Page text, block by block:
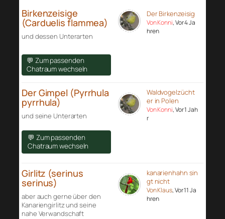
Birkenzeisige
(Carduelis flammea)
und dessen Unterarten
💬 Zum passenden
Chatraum wechseln
Der Birkenzeisig
Von Konni, Vor 4 Ja
hren
Der Gimpel (Pyrrhula
pyrrhula)
und seine Unterarten
💬 Zum passenden
Chatraum wechseln
Waldvogelzücht
er in Polen
Von Konni, Vor 1 Jah
r
Girlitz (serinus
serinus)
aber auch gerne über den
Kanariengirlitz und seine
nahe Verwandschaft
kanarienhahn sin
gt nicht
Von Klaus, Vor 11 Ja
hren